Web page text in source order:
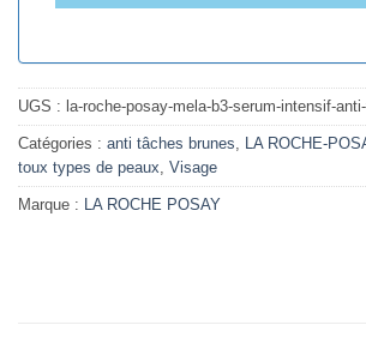
UGS : la-roche-posay-mela-b3-serum-intensif-
Catégories : anti tâches brunes, LA ROCHE-
toux types de peaux, Visage
Marque : LA ROCHE POSAY